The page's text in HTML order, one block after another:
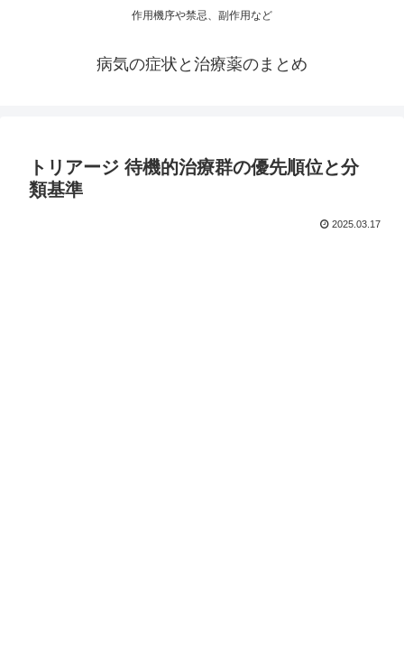
作用機序や禁忌、副作用など
病気の症状と治療薬のまとめ
トリアージ 待機的治療群の優先順位と分
類基準
2025.03.17